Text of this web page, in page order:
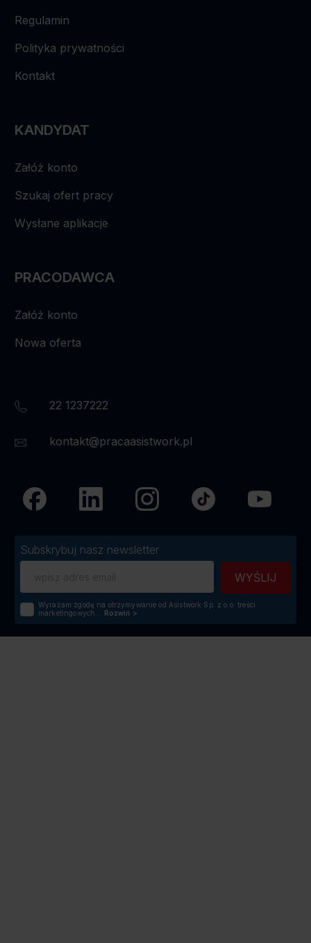
22 1237222
kontakt@pracaasistwork.pl
Regulamin
Polityka prywatności
Kontakt
KANDYDAT
Załóż konto
Szukaj ofert pracy
Wysłane aplikacje
PRACODAWCA
Załóż konto
Nowa oferta
Subskrybuj nasz newsletter
Wyrażam zgodę na otrzymywanie od Asistwork Sp. z o.o. treści
marketingowych...
Rozwiń >